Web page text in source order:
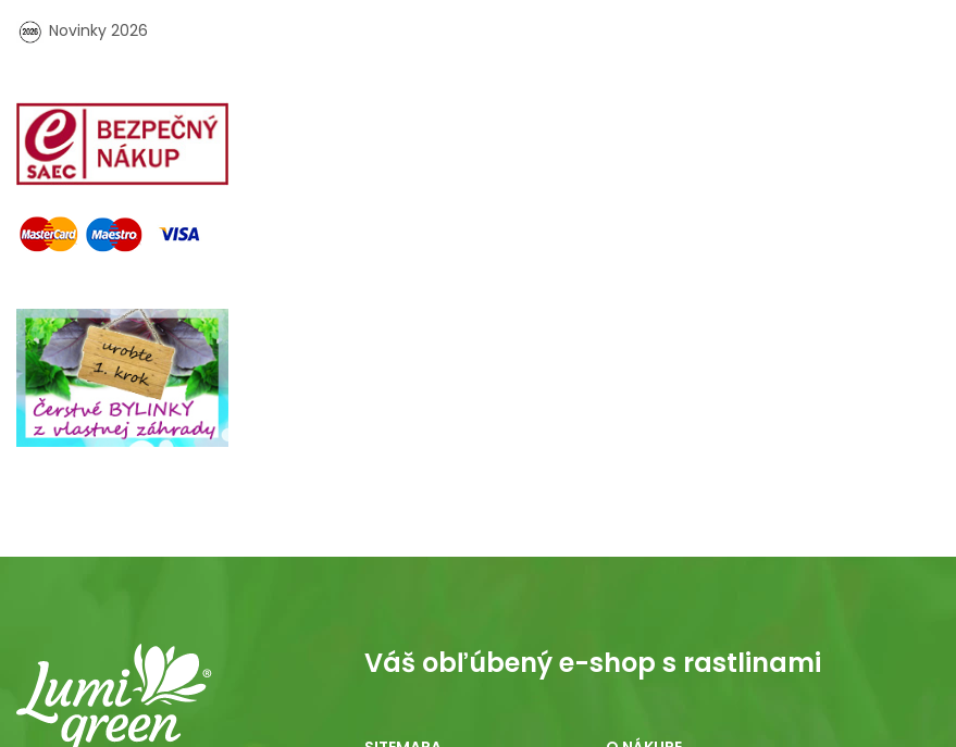
Novinky 2026
Váš obľúbený e-shop s rastlinami